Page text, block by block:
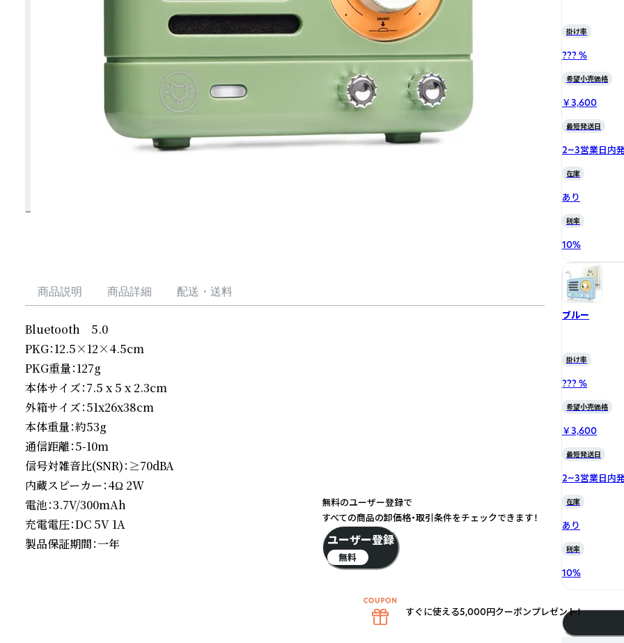
商品説明 商品詳細 配送・送料
Bluetooth　5.0
PKG：12.5×12×4.5cm
PKG重量：127g
本体サイズ：7.5 x 5 x 2.3cm
外箱サイズ：51x26x38cm
本体重量：約53g
通信距離：5-10m
信号対雑音比(SNR)：≥70dBA
内蔵スピーカー：4Ω 2W
電池：3.7V/300mAh
充電電圧：DC 5V 1A
製品保証期間：一年
掛け率
??? %
希望小売価格
￥3,600
最短発送日
2~3営業日内
在庫
あり
税率
10%
ブルー
掛け率
??? %
希望小売価格
￥3,600
最短発送日
2~3営業日内
在庫
あり
税率
10%
無料のユーザー登録で
すべての商品の卸価格・取引条件をチェックできます！
ユーザー登録
無料
すぐに使える5,000円クーポンプレゼント！